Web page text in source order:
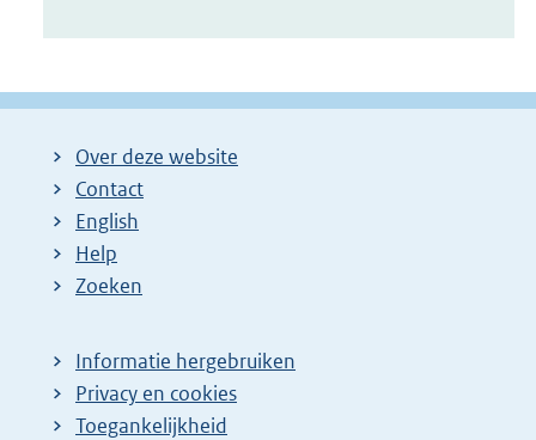
Over deze website
Contact
English
Help
Zoeken
Informatie hergebruiken
Privacy en cookies
Toegankelijkheid